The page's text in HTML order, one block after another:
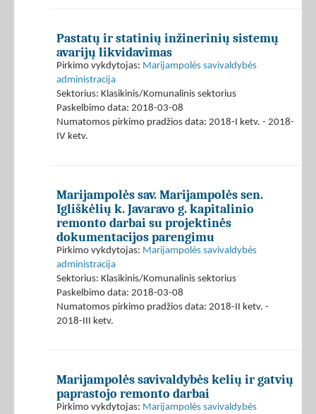
Pastatų ir statinių inžinerinių sistemų
avarijų likvidavimas
Pirkimo vykdytojas: Marijampolės savivaldybės
administracija
Sektorius: Klasikinis/Komunalinis sektorius
Paskelbimo data: 2018-03-08
Numatomos pirkimo pradžios data: 2018-I ketv. - 2018-
IV ketv.
Marijampolės sav. Marijampolės sen.
Igliškėlių k. Javaravo g. kapitalinio
remonto darbai su projektinės
dokumentacijos parengimu
Pirkimo vykdytojas: Marijampolės savivaldybės
administracija
Sektorius: Klasikinis/Komunalinis sektorius
Paskelbimo data: 2018-03-08
Numatomos pirkimo pradžios data: 2018-II ketv. -
2018-III ketv.
Marijampolės savivaldybės kelių ir gatvių
paprastojo remonto darbai
Pirkimo vykdytojas: Marijampolės savivaldybės